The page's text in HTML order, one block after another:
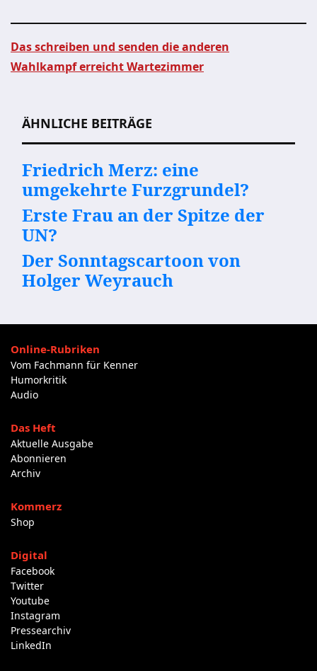
Das schreiben und senden die anderen
Wahlkampf erreicht Wartezimmer
ÄHNLICHE BEITRÄGE
Friedrich Merz: eine
umgekehrte Furzgrundel?
Erste Frau an der Spitze der
UN?
Der Sonntagscartoon von
Holger Weyrauch
Online-Rubriken
Vom Fachmann für Kenner
Humorkritik
Audio
Das Heft
Aktuelle Ausgabe
Abonnieren
Archiv
Kommerz
Shop
Digital
Facebook
Twitter
Youtube
Instagram
Pressearchiv
LinkedIn